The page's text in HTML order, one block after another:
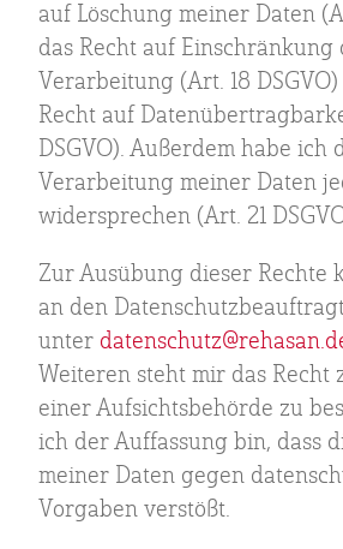
auf Löschung meiner Daten
das Recht auf Einschränkung
Verarbeitung (Art. 18
Recht auf
DSGVO). Außerdem habe ich
Verarbeitung meiner Daten
widersprechen (Art. 21
Zur Ausübung dieser Rechte
an den
unter
Weiteren steht mir das Recht
einer Aufsichtsbehörde zu
ich der Auffassung bin, dass
meiner Daten gegen
Vorgaben verstößt.